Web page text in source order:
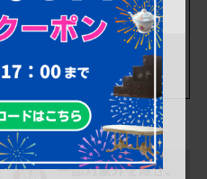
(下) 350mm
(下) 355mm
一部対象外を除き、